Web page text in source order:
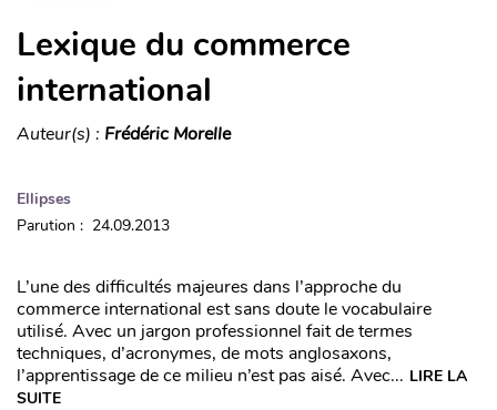
Lexique du commerce
international
Auteur(s) : Frédéric Morelle
Ellipses
Parution : 24.09.2013
L’une des difficultés majeures dans l’approche du
commerce international est sans doute le vocabulaire
utilisé. Avec un jargon professionnel fait de termes
techniques, d’acronymes, de mots anglosaxons,
l’apprentissage de ce milieu n’est pas aisé. Avec... LIRE LA
SUITE